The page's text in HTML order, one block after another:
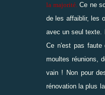
la majorité. Ce ne
de les affaiblir, les
avec un seul texte.
Ce n'est pas faute
moultes réunions,
vain ! Non pour
rénovation la plus